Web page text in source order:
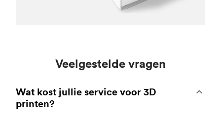
Veelgestelde vragen
Wat kost jullie service voor 3D
printen?